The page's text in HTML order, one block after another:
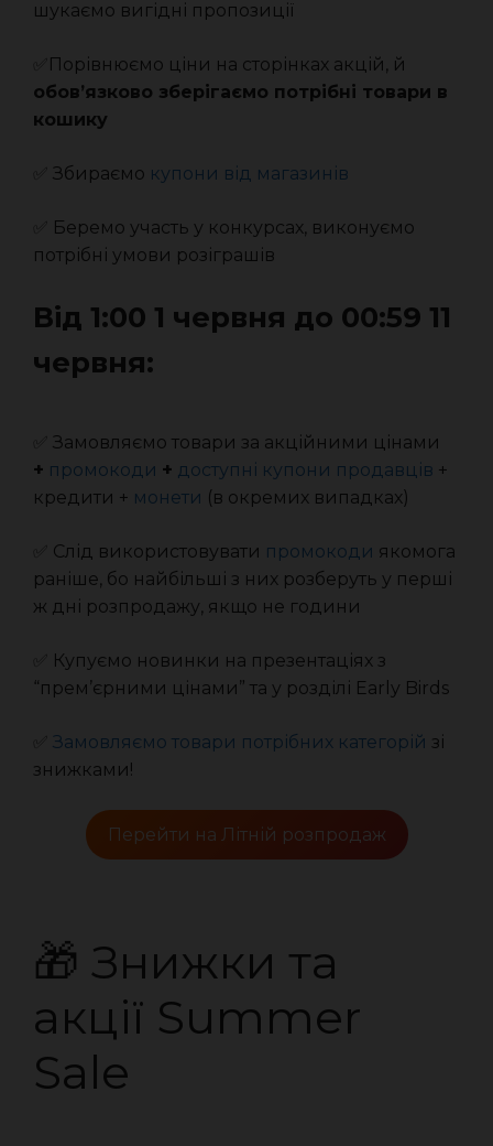
шукаємо вигідні пропозиції
✅Порівнюємо ціни на сторінках акцій, й
обов’язково зберігаємо потрібні товари в
кошику
✅ Збираємо купони від магазинів
✅ Беремо участь у конкурсах, виконуємо
потрібні умови розіграшів
Від 1:00 1 червня до 00:59 11
червня:
✅ Замовляємо товари за акційними цінами
+ промокоди + доступні купони продавців +
кредити + монети (в окремих випадках)
✅ Слід використовувати промокоди якомога
раніше, бо найбільші з них розберуть у перші
ж дні розпродажу, якщо не години
✅ Купуємо новинки на презентаціях з
“прем’єрними цінами” та у розділі Early Birds
Замовляємо товари потрібних категорій зі
знижками!
Перейти на Літній розпродаж
🎁 Знижки та
акції Summer
Sale